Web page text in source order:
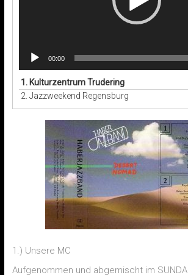
00:00
1. Kulturzentrum Trudering
2. Jazzweekend Regensburg
1.) Unsere MC
Aufgenommen und abgemischt im